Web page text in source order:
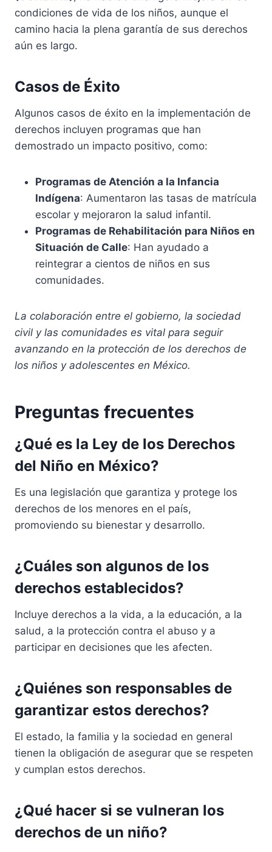
condiciones de vida de los niños, aunque el
camino hacia la plena garantía de sus derechos
aún es largo.
Casos de Éxito
Algunos casos de éxito en la implementación de
derechos incluyen programas que han
demostrado un impacto positivo, como:
Programas de Atención a la Infancia
Indígena: Aumentaron las tasas de matrícula
escolar y mejoraron la salud infantil.
Programas de Rehabilitación para Niños en
Situación de Calle: Han ayudado a
reintegrar a cientos de niños en sus
comunidades.
La colaboración entre el gobierno, la sociedad
civil y las comunidades es vital para seguir
avanzando en la protección de los derechos de
los niños y adolescentes en México.
Preguntas frecuentes
¿Qué es la Ley de los Derechos
del Niño en México?
Es una legislación que garantiza y protege los
derechos de los menores en el país,
promoviendo su bienestar y desarrollo.
¿Cuáles son algunos de los
derechos establecidos?
Incluye derechos a la vida, a la educación, a la
salud, a la protección contra el abuso y a
participar en decisiones que les afecten.
¿Quiénes son responsables de
garantizar estos derechos?
El estado, la familia y la sociedad en general
tienen la obligación de asegurar que se respeten
y cumplan estos derechos.
¿Qué hacer si se vulneran los
derechos de un niño?